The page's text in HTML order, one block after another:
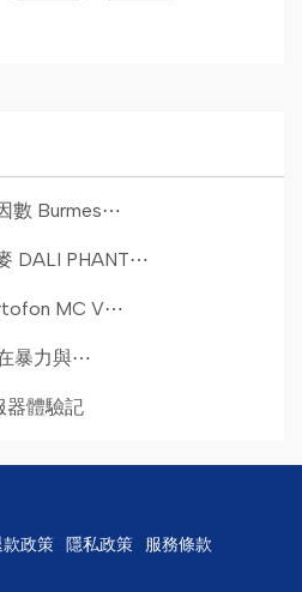
數 Burmes⋯
DALI PHANT⋯
MC V⋯
暴力與⋯
器體驗記
款政策 隱私政策 服務條款